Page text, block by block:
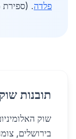
פלדה. (ספירת
תובנות שוק 2026
שוק